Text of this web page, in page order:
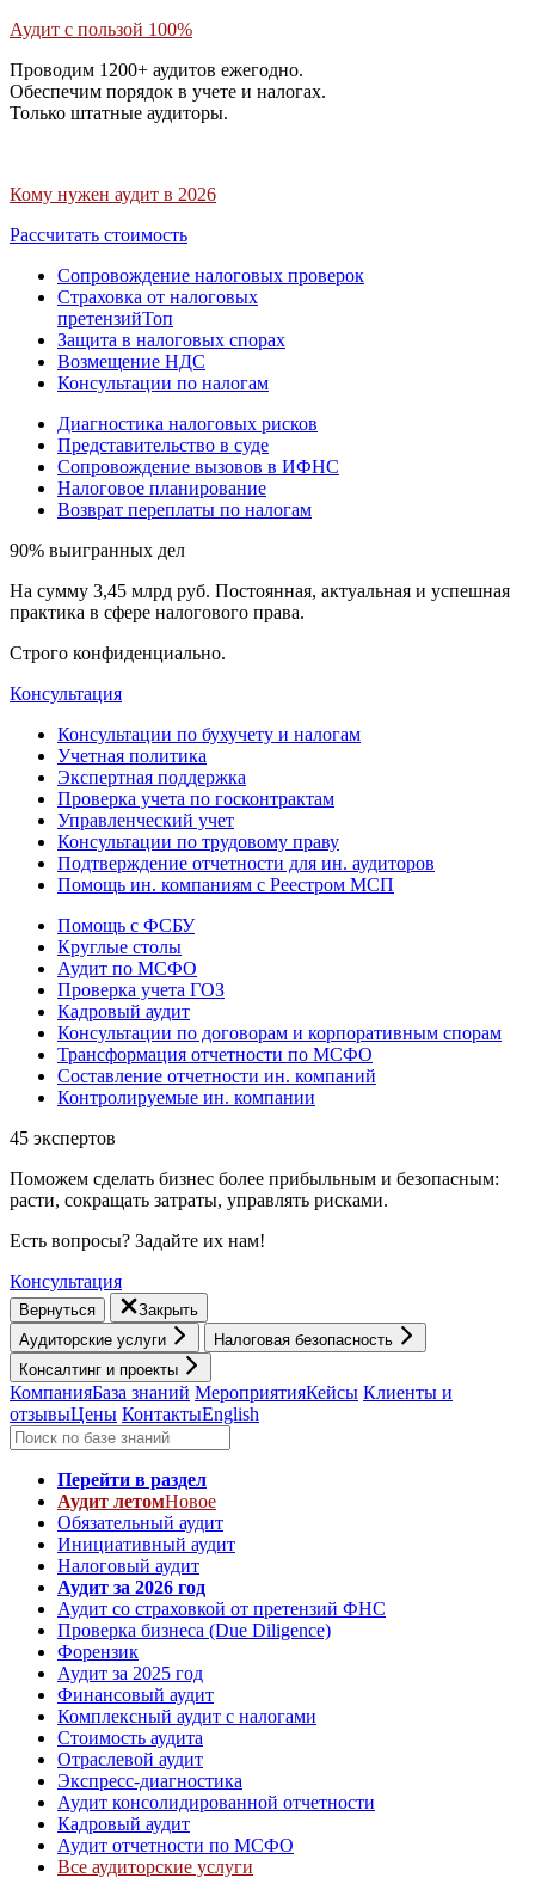
Аудит с пользой 100%
Проводим 1200+ аудитов ежегодно.
Обеспечим порядок в учете и налогах.
Только штатные аудиторы.
Кому нужен аудит в 2026
Рассчитать стоимость
Сопровождение налоговых проверок
Страховка от налоговых
претензийТоп
Защита в налоговых спорах
Возмещение НДС
Консультации по налогам
Диагностика налоговых рисков
Представительство в суде
Сопровождение вызовов в ИФНС
Налоговое планирование
Возврат переплаты по налогам
90% выигранных дел
На сумму 3,45 млрд руб. Постоянная, актуальная и успешная
практика в сфере налогового права.
Строго конфиденциально.
Консультация
Консультации по бухучету и налогам
Учетная политика
Экспертная поддержка
Проверка учета по госконтрактам
Управленческий учет
Консультации по трудовому праву
Подтверждение отчетности для ин. аудиторов
Помощь ин. компаниям с Реестром МСП
Помощь с ФСБУ
Круглые столы
Аудит по МСФО
Проверка учета ГОЗ
Кадровый аудит
Консультации по договорам и корпоративным спорам
Трансформация отчетности по МСФО
Составление отчетности ин. компаний
Контролируемые ин. компании
45 экспертов
Поможем сделать бизнес более прибыльным и безопасным:
расти, cокращать затраты, управлять рисками.
Есть вопросы? Задайте их нам!
Консультация
Вернуться
Закрыть
Аудиторские услуги
Налоговая безопасность
Консалтинг и проекты
КомпанияБаза знаний МероприятияКейсы Клиенты и
отзывыЦены КонтактыEnglish
Перейти в раздел
Аудит летомНовое
Обязательный аудит
Инициативный аудит
Налоговый аудит
Аудит за 2026 год
Аудит со страховкой от претензий ФНС
Проверка бизнеса (Due Diligence)
Форензик
Аудит за 2025 год
Финансовый аудит
Комплексный аудит с налогами
Стоимость аудита
Отраслевой аудит
Экспресс-диагностика
Аудит консолидированной отчетности
Кадровый аудит
Аудит отчетности по МСФО
Все аудиторские услуги